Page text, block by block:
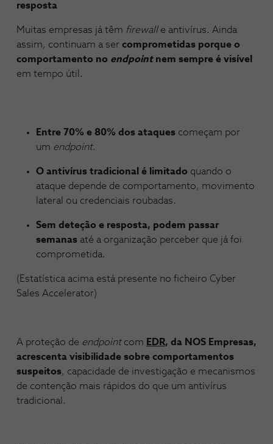
resposta
Muitas empresas já têm firewalle antivírus. Ainda
assim, continuam a ser comprometidas porque o
comportamento no endpointnem sempre é visível
em tempo útil.
Entre 70% e 80% dos ataques começam por
um endpoint.
O antivírus tradicional é limitado quando o
ataque depende de comportamento, movimento
lateral ou credenciais roubadas.
Sem deteção e resposta, podem passar
semanas até a organização perceber que já foi
comprometida.
(Estatística acima está presente no ficheiro Cyber
Sales Accelerator)
A proteção de endpointcom EDR, da NOS Empresas,
acrescenta visibilidade sobre comportamentos
suspeitos, capacidade de investigação e mecanismos
de contenção mais rápidos do que um antivírus
tradicional.